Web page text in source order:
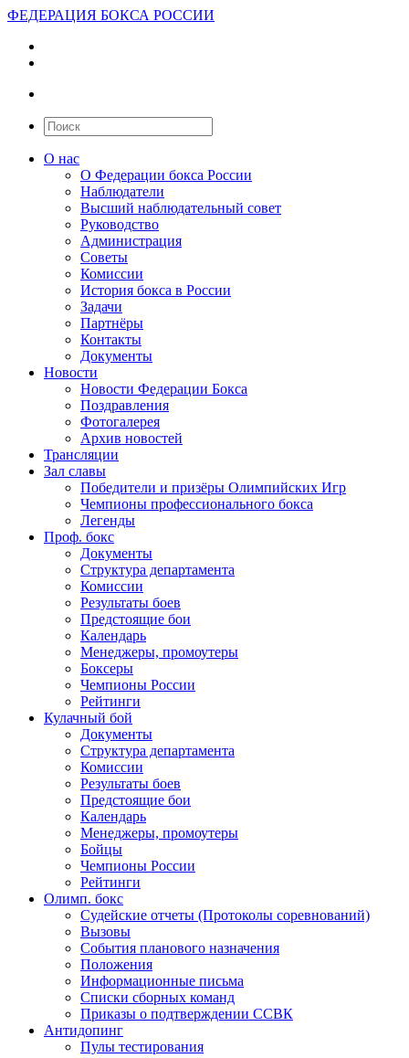
ФЕДЕРАЦИЯ БОКСА РОССИИ
О нас
О Федерации бокса России
Наблюдатели
Высший наблюдательный совет
Руководство
Администрация
Советы
Комиссии
История бокса в России
Задачи
Партнёры
Контакты
Документы
Новости
Новости Федерации Бокса
Поздравления
Фотогалерея
Архив новостей
Трансляции
Зал славы
Победители и призёры Олимпийских Игр
Чемпионы профессионального бокса
Легенды
Проф. бокс
Документы
Структура департамента
Комиссии
Результаты боев
Предстоящие бои
Календарь
Менеджеры, промоутеры
Боксеры
Чемпионы России
Рейтинги
Кулачный бой
Документы
Структура департамента
Комиссии
Результаты боев
Предстоящие бои
Календарь
Менеджеры, промоутеры
Бойцы
Чемпионы России
Рейтинги
Олимп. бокс
Судейские отчеты (Протоколы соревнований)
Вызовы
События планового назначения
Положения
Информационные письма
Списки сборных команд
Приказы о подтверждении ССВК
Антидопинг
Пулы тестирования